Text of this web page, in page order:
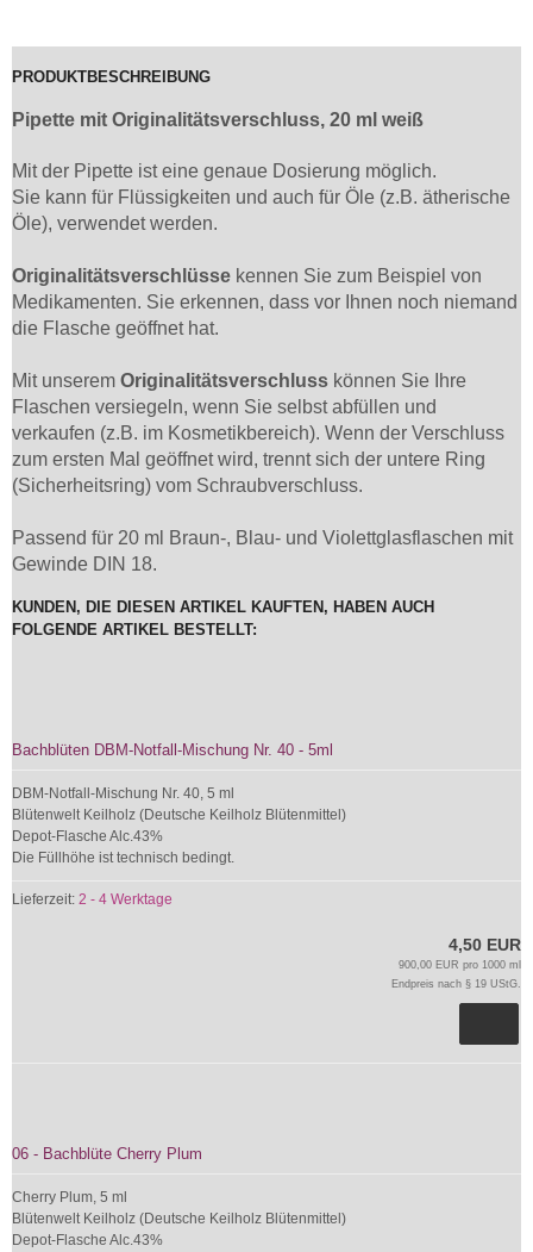
PRODUKTBESCHREIBUNG
Pipette mit Originalitätsverschluss, 20 ml weiß
Mit der Pipette ist eine genaue Dosierung möglich.
Sie kann für Flüssigkeiten und auch für Öle (z.B. ätherische
Öle), verwendet werden.
Originalitätsverschlüsse kennen Sie zum Beispiel von
Medikamenten. Sie erkennen, dass vor Ihnen noch niemand
die Flasche geöffnet hat.
Mit unserem Originalitätsverschluss können Sie Ihre
Flaschen versiegeln, wenn Sie selbst abfüllen und
verkaufen (z.B. im Kosmetikbereich). Wenn der Verschluss
zum ersten Mal geöffnet wird, trennt sich der untere Ring
(Sicherheitsring) vom Schraubverschluss.
Passend für 20 ml Braun-, Blau- und Violettglasflaschen mit
Gewinde DIN 18.
KUNDEN, DIE DIESEN ARTIKEL KAUFTEN, HABEN AUCH
FOLGENDE ARTIKEL BESTELLT:
Bachblüten DBM-Notfall-Mischung Nr. 40 - 5ml
DBM-Notfall-Mischung Nr. 40, 5 ml
Blütenwelt Keilholz (Deutsche Keilholz Blütenmittel)
Depot-Flasche Alc.43%
Die Füllhöhe ist technisch bedingt.
Lieferzeit: 2 - 4 Werktage
4,50 EUR
900,00 EUR pro 1000 ml
Endpreis nach § 19 UStG.
06 - Bachblüte Cherry Plum
Cherry Plum, 5 ml
Blütenwelt Keilholz (Deutsche Keilholz Blütenmittel)
Depot-Flasche Alc.43%